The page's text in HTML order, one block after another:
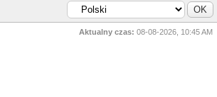
Aktualny czas: 08-08-2026, 10:45 AM